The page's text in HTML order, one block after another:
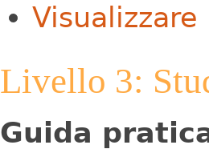
Livello 3:
Guida